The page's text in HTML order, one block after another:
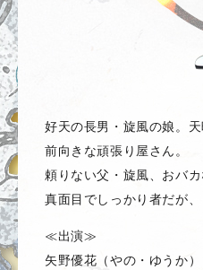
好天の長男・旋風の娘。天
前向きな頑張り屋さん。
頼りない父・旋風、おバ
真面目でしっかり者だが、
≪出演≫
矢野優花（やの・ゆうか）